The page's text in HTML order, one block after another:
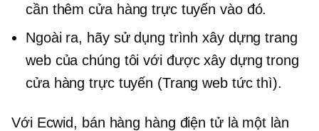
cần thêm cửa hàng trực tuyến vào đó.
Ngoài ra, hãy sử dụng trình xây dựng trang
web của chúng tôi với được xây dựng trong
cửa hàng trực tuyến (Trang web tức thì).
Với Ecwid, bán hàng hàng điện tửlà một làn